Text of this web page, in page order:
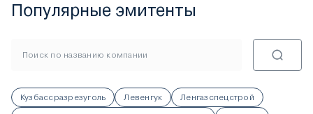
Популярные эмитенты
Кузбассразрезуголь Левенгук
Ленгазспецстрой